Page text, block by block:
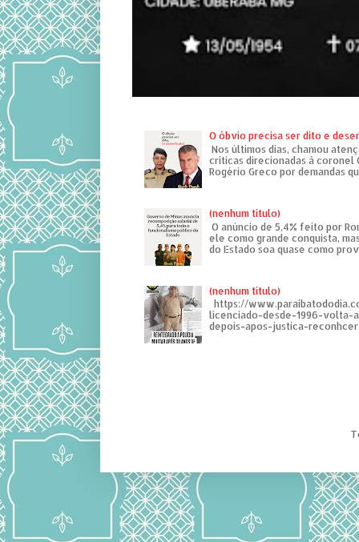
O óbvio precisa ser dito e
Nos últimos dias, chamou
críticas direcionadas à coronel
Rogério Greco por demandas
(nenhum título)
O anúncio de 5,4% feito por
ele como grande conquista,
do Estado soa quase como
(nenhum título)
https://
licenciado-desde-1996-volta-
depois-apos-justica-